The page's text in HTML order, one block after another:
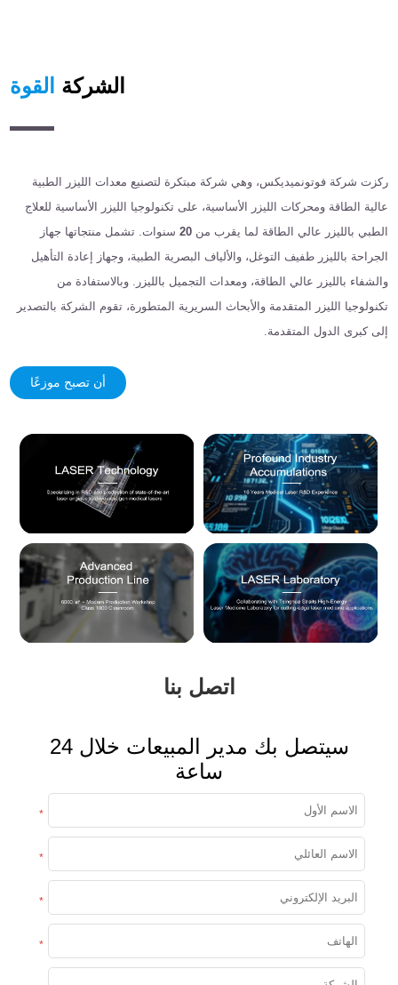
الشركة القوة
ركزت شركة فوتونميديكس، وهي شركة مبتكرة لتصنيع معدات الليزر الطبية
عالية الطاقة ومحركات الليزر الأساسية، على تكنولوجيا الليزر الأساسية للعلاج
الطبي بالليزر عالي الطاقة لما يقرب من20 سنوات. تشمل منتجاتها جهاز
الجراحة بالليزر طفيف التوغل، والألياف البصرية الطبية، وجهاز إعادة التأهيل
والشفاء بالليزر عالي الطاقة، ومعدات التجميل بالليزر. وبالاستفادة من
تكنولوجيا الليزر المتقدمة والأبحاث السريرية المتطورة، تقوم الشركة بالتصدير
إلى كبرى الدول المتقدمة.
أن تصبح موزعًا
اتصل بنا
سيتصل بك مدير المبيعات خلال 24
ساعة
*
*
*
*